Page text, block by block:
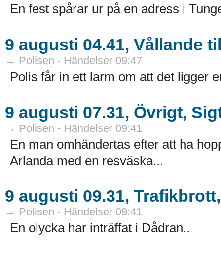
En fest spårar ur på en adress i
9 augusti 04.41, Vållande
→ Polisen - Händelser 09:47
Polis får in ett larm om att det ligger
9 augusti 07.31, Övrigt,
→ Polisen - Händelser 09:41
En man omhändertas efter att ha
Arlanda med en resväska...
9 augusti 09.31,
→ Polisen - Händelser 09:41
En olycka har inträffat i Dådran..